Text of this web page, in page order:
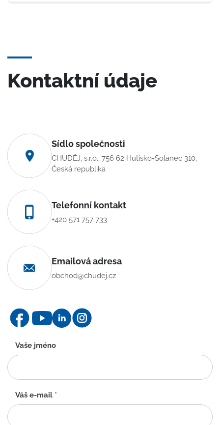
Kontaktní údaje
Sídlo společnosti
CHUDĚJ, s.r.o., 756 62 Hutisko-Solanec 310,
Česká republika
Telefonní kontakt
+420 571 757 733
Emailová adresa
obchod@chudej.cz
Kontaktní
formulář
-
CZ
Vaše jméno
Váš e-mail *